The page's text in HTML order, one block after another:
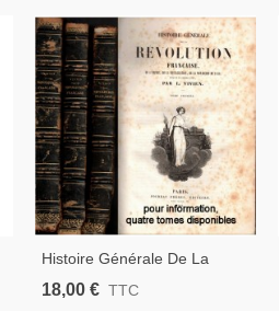
Histoire Générale De La
Révolution Française,
18,00 € TTC